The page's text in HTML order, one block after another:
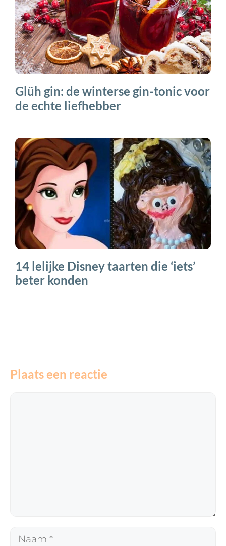
Glüh gin: de winterse gin-tonic voor
de echte liefhebber
14 lelijke Disney taarten die ‘iets’
beter konden
Plaats een reactie
Naam